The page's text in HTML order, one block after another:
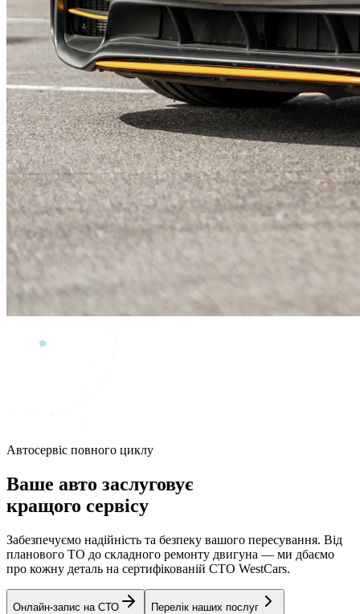
Автосервіс повного циклу
Ваше авто заслуговує
кращого сервісу
Забезпечуємо надійність та безпеку вашого пересування. Від
планового ТО до складного ремонту двигуна — ми дбаємо
про кожну деталь на сертифікованій СТО WestCars.
Онлайн-запис на СТО Перелік наших послуг